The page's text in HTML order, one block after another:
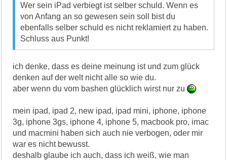
Wer sein iPad verbiegt ist selber schuld. Wenn es
von Anfang an so gewesen sein soll bist du
ebenfalls selber schuld es nicht reklamiert zu haben.
Schluss aus Punkt!
ich denke, dass es deine meinung ist und zum glück
denken auf der welt nicht alle so wie du.
aber wenn du vom bashen glücklich wirst nur zu
mein ipad, ipad 2, new ipad, ipad mini, iphone, iphone
3g, iphone 3gs, iphone 4, iphone 5, macbook pro, imac
und macmini haben sich auch nie verbogen, oder mir
war es nicht bewusst.
deshalb glaube ich auch, dass ich weiß, wie man